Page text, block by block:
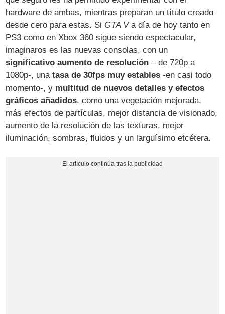
hardware de ambas, mientras preparan un título creado
desde cero para estas. SiGTA Va día de hoy tanto en
PS3 como en Xbox 360 sigue siendo espectacular,
imaginaros es las nuevas consolas, con un
significativo aumento de resolución – de 720p a
1080p-, unatasa de 30fps muy estables -en casi todo
momento-, y multitud de nuevos detalles y efectos
gráficos añadidos, como una vegetación mejorada,
más efectos de partículas, mejor distancia de visionado,
aumento de la resolución de las texturas, mejor
iluminación, sombras, fluidos y un larguísimo etcétera.